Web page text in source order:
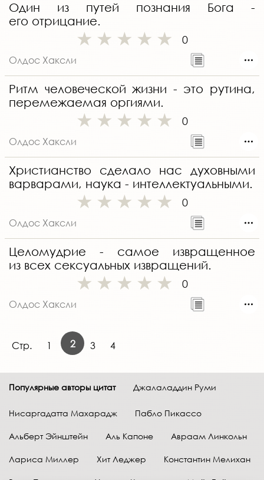
Один из путей познания Бога -
его отрицание.
0
Олдос Хаксли
Ритм человеческой жизни - это рутина,
перемежаемая оргиями.
0
Олдос Хаксли
Христианство сделало нас духовными
варварами, наука - интеллектуальными.
0
Олдос Хаксли
Целомудрие - самое извращенное
из всех сексуальных извращений.
0
Олдос Хаксли
Стр. 1 2 3 4
Популярные авторы цитат Джалаладдин Руми
Нисаргадатта Махарадж Пабло Пикассо
Альберт Эйнштейн Аль Капоне Авраам Линкольн
Лариса Миллер Хит Леджер Константин Мелихан